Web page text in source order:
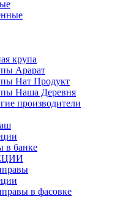
крупа
Арарат
Нат Продукт
Наша Деревня
производители
в банке
в фасовке